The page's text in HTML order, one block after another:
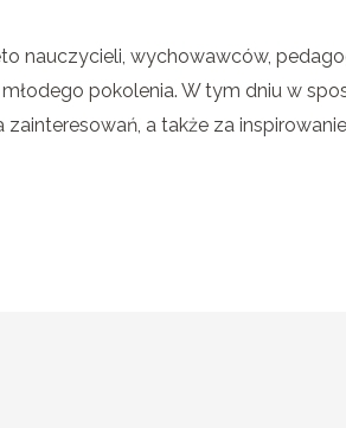
nauczycieli, wychowawców,
pokolenia. W tym dniu w
a także za